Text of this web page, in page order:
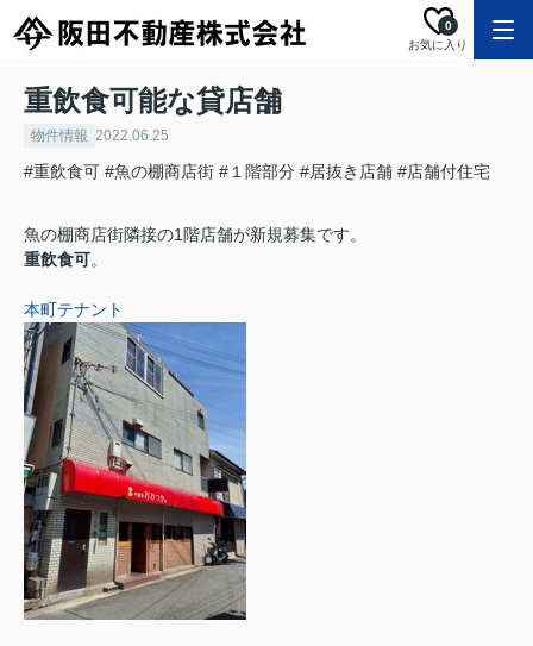
お気に入り
0
重飲食可能な貸店舗
物件情報 2022.06.25
#重飲食可 #魚の棚商店街 #１階部分 #居抜き店舗 #店舗付住宅
魚の棚商店街隣接の1階店舗が新規募集です。
重飲食可。
本町テナント